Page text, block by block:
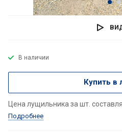
В наличии
Купить в
Цена лущильника за шт.
Подробнее